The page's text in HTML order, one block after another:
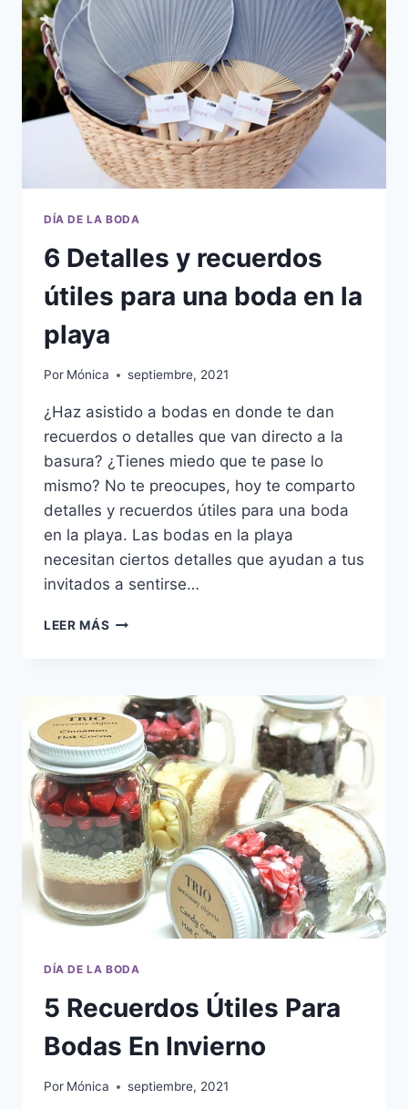
DÍA DE LA BODA
6 Detalles y recuerdos
útiles para una boda en la
playa
Por Mónica septiembre, 2021
¿Haz asistido a bodas en donde te dan
recuerdos o detalles que van directo a la
basura? ¿Tienes miedo que te pase lo
mismo? No te preocupes, hoy te comparto
detalles y recuerdos útiles para una boda
en la playa. Las bodas en la playa
necesitan ciertos detalles que ayudan a tus
invitados a sentirse…
LEER MÁS
ÚTILES
PARA
UNA
BODA
EN
LA
PLAYA
DÍA DE LA BODA
5 Recuerdos Útiles Para
Bodas En Invierno
Por Mónica septiembre, 2021